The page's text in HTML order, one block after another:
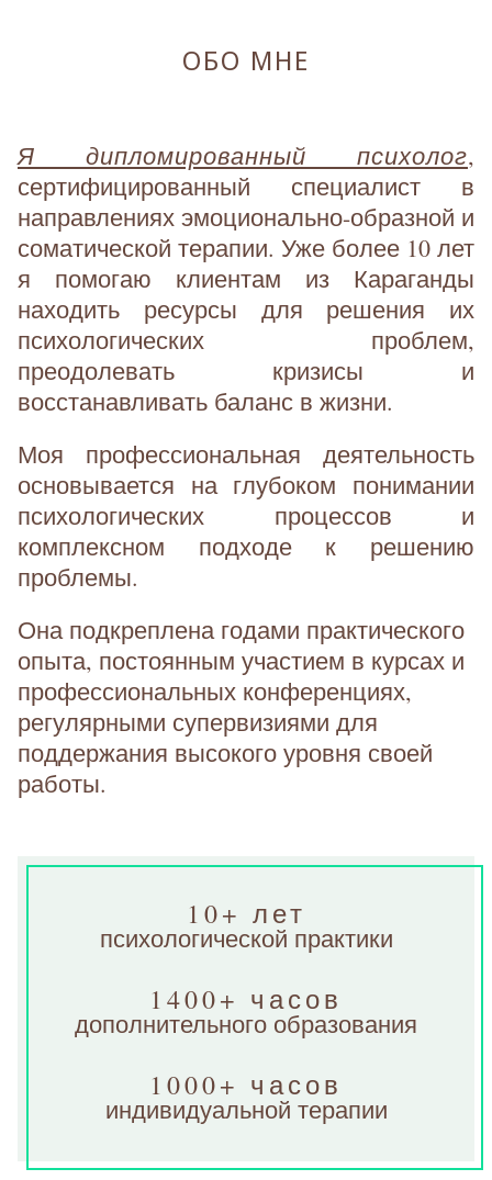
ОБО МНЕ
Я дипломированный психолог,
сертифицированный специалист в
направлениях эмоционально-образной и
соматической терапии. Уже более 10 лет
я помогаю клиентам из Караганды
находить ресурсы для решения их
психологических проблем,
преодолевать кризисы и
восстанавливать баланс в жизни.
Моя профессиональная деятельность
основывается на глубоком понимании
психологических процессов и
комплексном подходе к решению
проблемы.
Она подкреплена годами практического
опыта, постоянным участием в курсах и
профессиональных конференциях,
регулярными супервизиями для
поддержания высокого уровня своей
работы.
10+ лет
психологической практики
1400+ часов
дополнительного образования
1000+ часов
индивидуальной терапии